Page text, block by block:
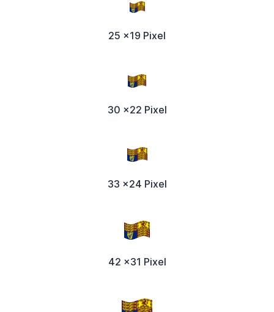
25 x19 Pixel
30 x22 Pixel
33 x24 Pixel
42 x31 Pixel